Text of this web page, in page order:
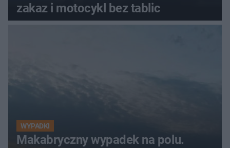
zakaz i motocykl bez tablic
WYPADKI
Makabryczny wypadek na polu.